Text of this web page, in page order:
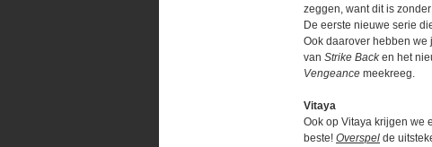
zeggen, want dit is
De eerste nieuwe serie
Ook daarover hebben we
van Strike Backen het
Vengeance meekreeg.
Vitaya
Ook op Vitaya krijgen we
beste! Overspel de